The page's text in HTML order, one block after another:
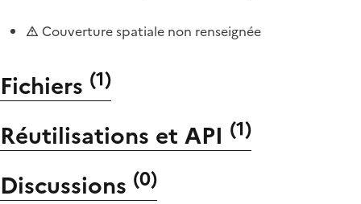
Couverture spatiale non renseignée
Fichiers (1)
Réutilisations et API (1)
Discussions (0)